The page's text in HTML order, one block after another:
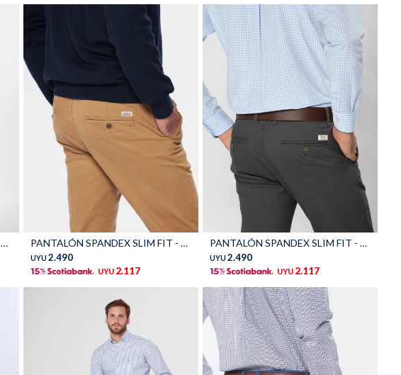
PANTALÓN SPANDEX SLIM FIT - Beige PANTALÓN SPANDEX SLIM FIT - Camel
UYU 2.490
UYU 2.117
PANTALÓN SPANDEX SLIM FIT - Gris
UYU 2.490
UYU 2.117